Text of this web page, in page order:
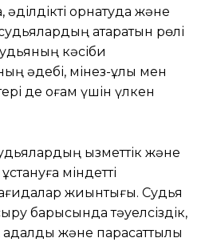
әділдікті орнатуда және
атқаратын рөлі
кәсіби
әдебі, мінез-құлқы мен
де қоғам үшін үлкен
қызметтік және
міндетті
жиынтығы. Судья
барысында тәуелсіздік,
адалдық және парасаттылық